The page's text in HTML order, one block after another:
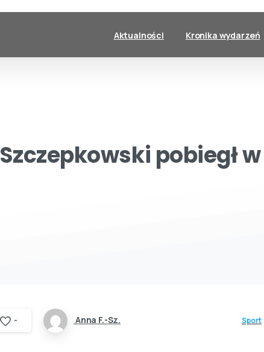
Aktualności Kronika wydarzeń
Szczepkowski pobiegłw
- Anna F.-Sz. Sport